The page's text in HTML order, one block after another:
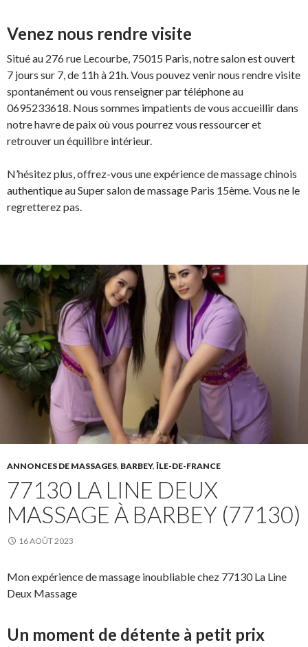
Venez nous rendre visite
Situé au 276 rue Lecourbe, 75015 Paris, notre salon est ouvert
7 jours sur 7, de 11h à 21h. Vous pouvez venir nous rendre visite
spontanément ou vous renseigner par téléphone au
0695233618. Nous sommes impatients de vous accueillir dans
notre havre de paix où vous pourrez vous ressourcer et
retrouver un équilibre intérieur.
N’hésitez plus, offrez-vous une expérience de massage chinois
authentique au Super salon de massage Paris 15ème. Vous ne le
regretterez pas.
ANNONCES DE MASSAGES, BARBEY, ÎLE-DE-FRANCE
77130 LA LINE DEUX
MASSAGE À BARBEY (77130)
16 AOÛT 2023
Mon expérience de massage inoubliable chez 77130 La Line
Deux Massage
Un moment de détente à petit prix